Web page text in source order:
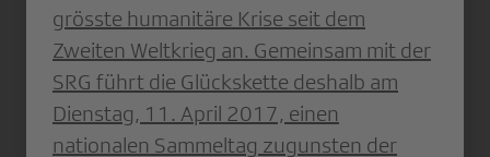
grösste humanitäre Krise seit dem
Zweiten Weltkrieg an. Gemeinsam mit der
SRG führt die Glückskette deshalb am
Dienstag, 11. April 2017, einen
nationalen Sammeltag zugunsten der